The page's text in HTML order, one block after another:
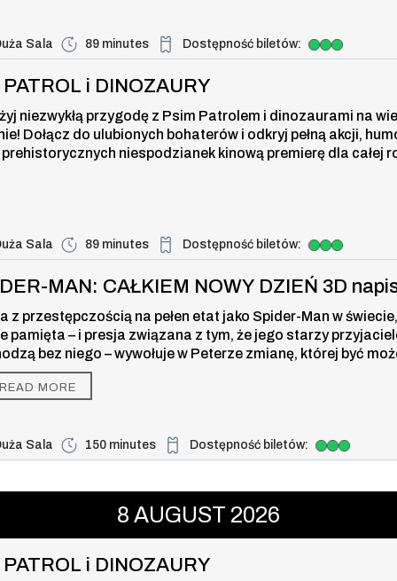
Sala 89 minutes Dostępność biletów:
Duża dostępność biletów
DINOZAURY , 7 august 2026, time
PATROL i DINOZAURY
niezwykłą przygodę z Psim Patrolem i dinozaurami na
Dołącz do ulubionych bohaterów i odkryj pełną akcji,
niespodzianek kinową premierę dla całej
Sala 89 minutes Dostępność biletów:
Duża dostępność biletów
CAŁKIEM NOWY DZIEŃ 3D
MAN: CAŁKIEM NOWY DZIEŃ 3D
z przestępczością na pełen etat jako Spider-Man w
pamięta – i presja związana z tym, że jego starzy
bez niego – wywołuje w Peterze zmianę, której być
stanie kontrolować. Ale ta przemiana może być również
która powstrzyma nowe zagrożenie dla miasta i jego
READ MORE
Sala 150 minutes Dostępność biletów:
Duża dostępność biletów
8 AUGUST 2026
PATROL i DINOZAURY